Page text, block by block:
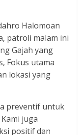
Halomoan
patroli malam ini
Gajah yang
Fokus utama
lokasi yang
preventif untuk
juga
positif dan